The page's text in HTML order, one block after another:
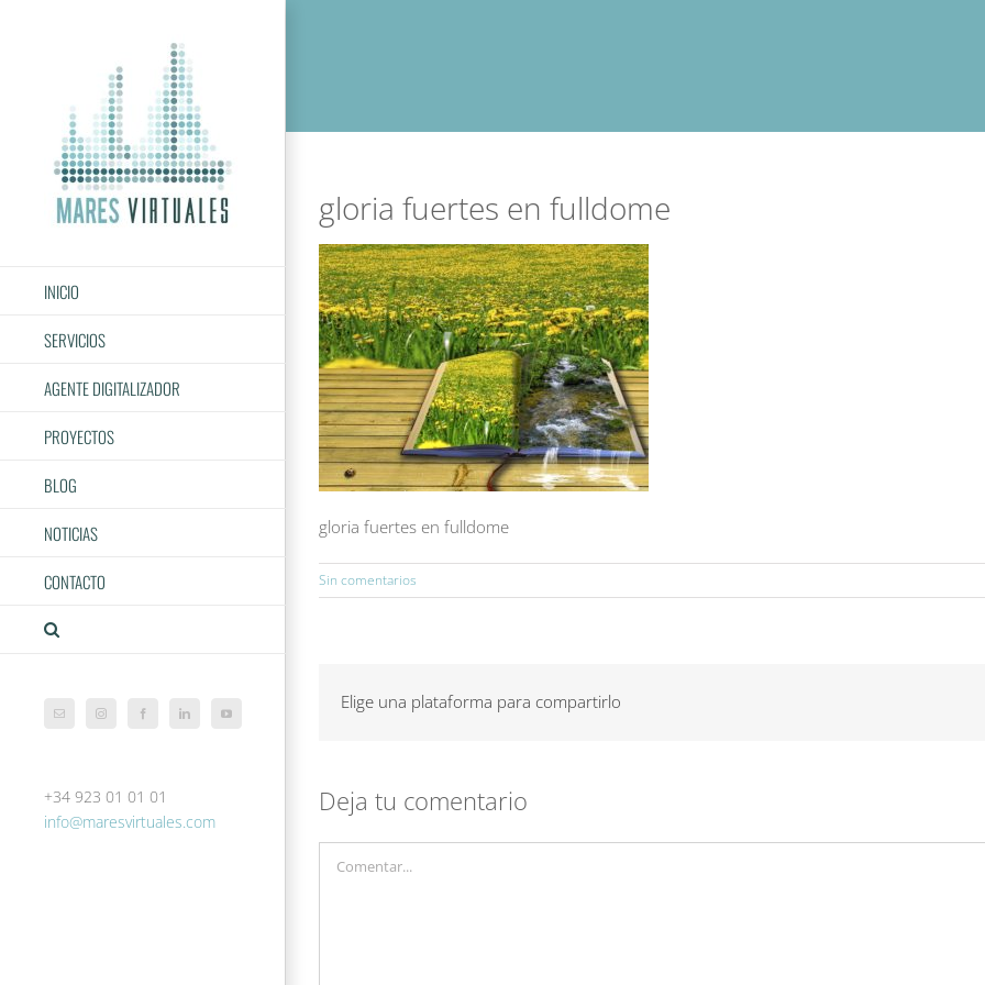
INICIO
SERVICIOS
AGENTE DIGITALIZADOR
PROYECTOS
BLOG
NOTICIAS
CONTACTO
Correo
InstagramFacebookLinkedIn YouTube
+34 923 01 01 01
info@maresvirtuales.com
gloria fuertes en fulldome
gloria fuertes en fulldome
Sin comentarios
Elige una plataforma para compartirlo
Deja tu comentario